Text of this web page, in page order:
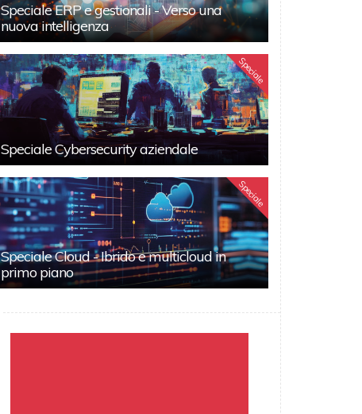
Speciale ERP e gestionali - Verso una
nuova intelligenza
Speciale
Speciale Cybersecurity aziendale
Speciale
Speciale Cloud - Ibrido e multicloud in
primo piano